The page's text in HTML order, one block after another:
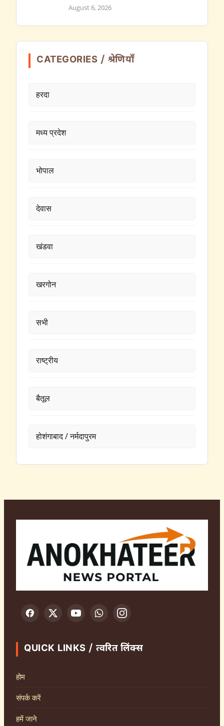
August 6, 2026
CATEGORIES / श्रेणियाँ
हरदा
मध्य प्रदेश
भोपाल
देवास
खंडवा
खरगोन
सभी
राष्ट्रीय
बैतूल
होशंगाबाद / नर्मदापुरम
QUICK LINKS / त्वरित लिंक्स
होम
संपर्क करें
हमें जाने